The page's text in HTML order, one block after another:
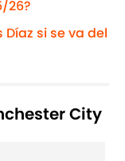
26?
si se va del
City